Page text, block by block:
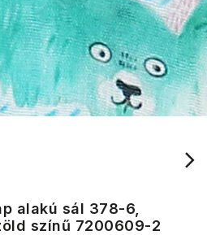
alakú sál 378-6,
színű 7200609-2